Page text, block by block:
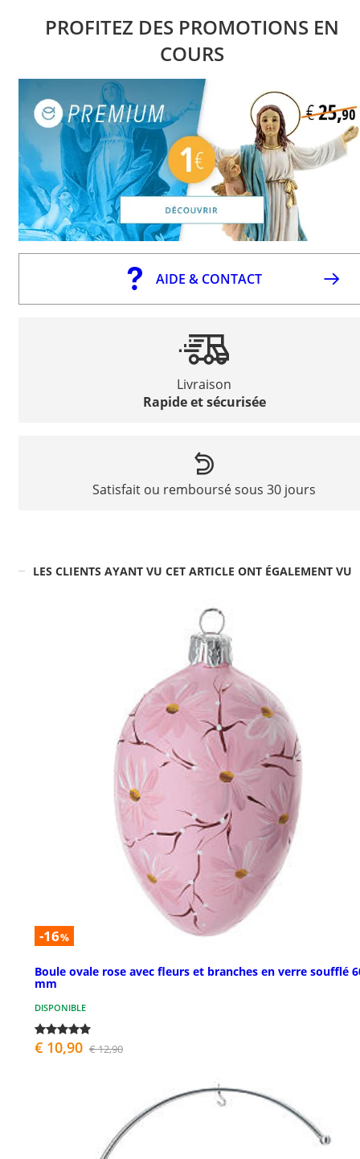
PROFITEZ DES PROMOTIONS EN
COURS
AIDE & CONTACT
Livraison
Rapide et sécurisée
Satisfait ou remboursé sous 30 jours
LES CLIENTS AYANT VU CET ARTICLE ONT ÉGALEMENT VU
-16%
Boule ovale rose avec fleurs et branches en verre soufflé
mm
DISPONIBLE
€ 10,90 € 12,90